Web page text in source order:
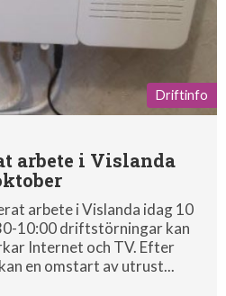
Driftinfo
arbete i Vislanda
arbete i Vislanda idag 10
10:00 driftstörningar kan
Internet och TV. Efter
en omstart av utrust...